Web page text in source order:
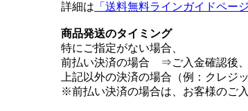
詳細は 「送料無料ラインガイドペー
商品発送のタイミング
特にご指定がない場合、
前払い決済の場合 ⇒ご入金確認後、
上記以外の決済の場合（例：クレ
※前払い決済の場合は、お客様のご